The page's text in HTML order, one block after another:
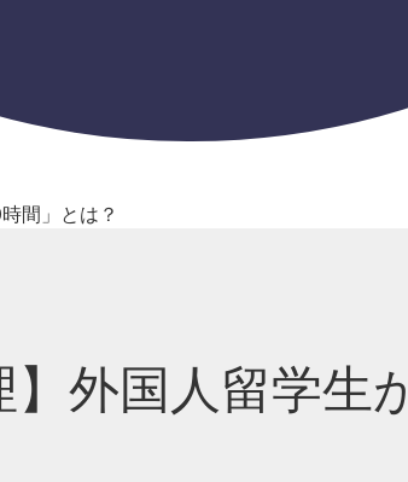
間」とは？
外国人留学生